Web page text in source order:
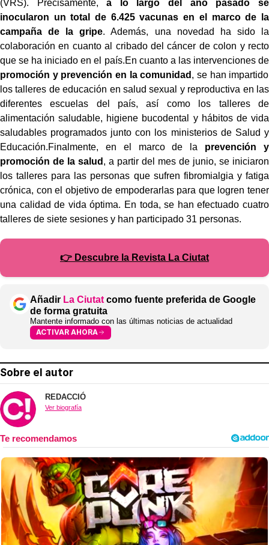
(VRS). Precisamente,a lo largo del año pasado se
inocularon un total de 6.425 vacunas en el marco de la
campaña de la gripe. Además, una novedad ha sido la
colaboración en cuanto al cribado del cáncer de colon y recto
que se ha iniciado en el país.En cuanto a las intervenciones de
promoción y prevención en la comunidad , se han impartido
los talleres de educación en salud sexual y reproductiva en las
diferentes escuelas del país, así como los talleres de
alimentación saludable, higiene bucodental y hábitos de vida
saludables programados junto con los ministerios de Salud y
Educación.Finalmente, en el marco de la prevención y
promoción de la salud , a partir del mes de junio, se iniciaron
los talleres para las personas que sufren fibromialgia y fatiga
crónica, con el objetivo de empoderarlas para que logren tener
una calidad de vida óptima. En toda, se han efectuado cuatro
talleres de siete sesiones y han participado 31 personas.
👉 Descubre la Revista La Ciutat
Añadir La Ciutat como fuente preferida de Google
de forma gratuita
Mantente informado con las últimas noticias de actualidad
ACTIVAR AHORA
Sobre el autor
REDACCIÓ
Ver biografía